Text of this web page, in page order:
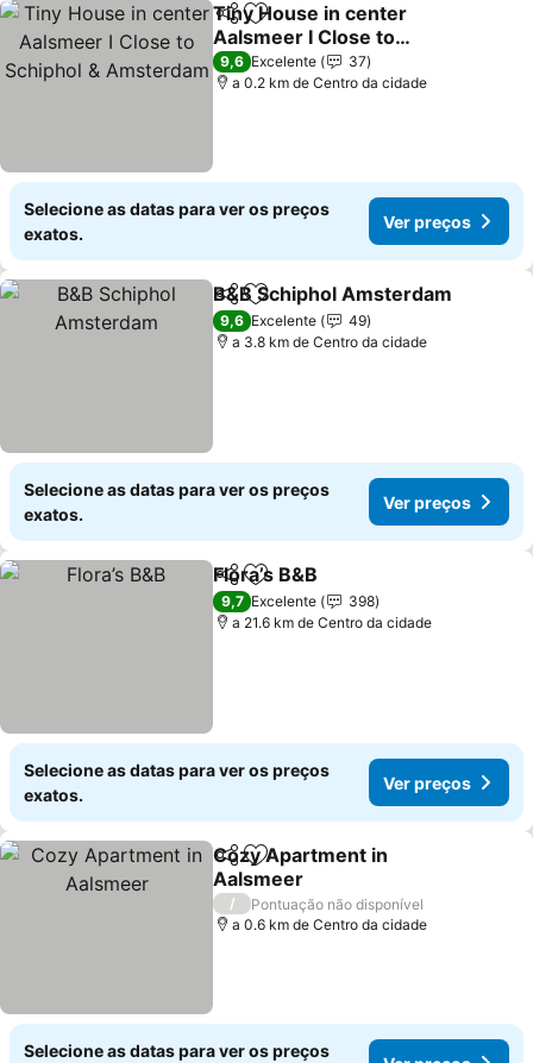
PartilharAdicionar aos favoritos
Tiny House in center
Aalsmeer I Close to
Schiphol & Amsterdam
Ver preços
9,6 Excelente
37
a 0.2 km de Centro da cidade
Selecione as datas para ver os preços
exatos.
Ver preços
PartilharAdicionar aos favoritos
B&B Schiphol Amsterdam
9,6 Excelente
49
a 3.8 km de Centro da cidade
Selecione as datas para ver os preços
exatos.
Ver preços
PartilharAdicionar aos favoritos
Flora’s B&B
9,7 Excelente
398
a 21.6 km de Centro da cidade
Selecione as datas para ver os preços
exatos.
Ver preços
PartilharAdicionar aos favoritos
Cozy Apartment in
Aalsmeer
Ver preços
/
Pontuação não disponível
a 0.6 km de Centro da cidade
Selecione as datas para ver os preços